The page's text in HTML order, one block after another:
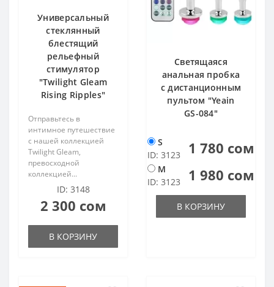
Универсальный
стеклянный
блестящий
рельефный
стимулятор
"Twilight Gleam
Rising Ripples"
Отправьтесь в
интимное путешествие
с нашей коллекцией
Twilight Gleam,
превосходной
коллекцией...
ID: 3148
2 300 сом
В КОРЗИНУ
Светящаяся
анальная пробка
с дистанционным
пультом "Yeain
GS-084"
S
ID: 3123
1 780 сом
M
ID: 3123
1 980 сом
В КОРЗИНУ